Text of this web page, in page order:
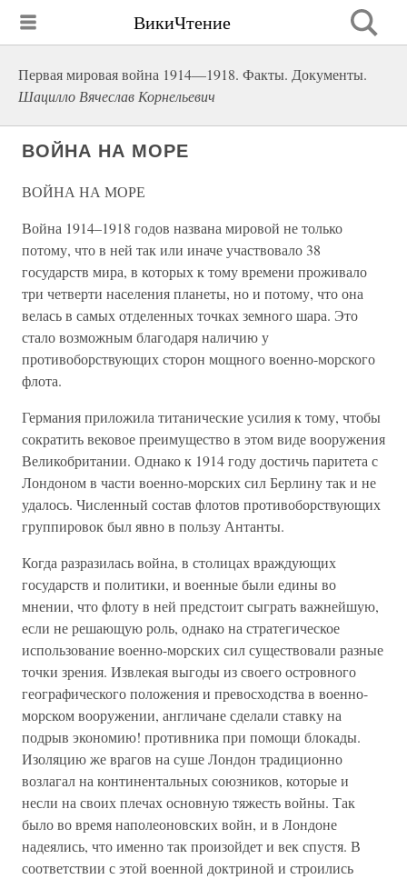
ВикиЧтение
Первая мировая война 1914—1918. Факты. Документы.
Шацилло Вячеслав Корнельевич
ВОЙНА НА МОРЕ
ВОЙНА НА МОРЕ
Война 1914–1918 годов названа мировой не только
потому, что в ней так или иначе участвовало 38
государств мира, в которых к тому времени проживало
три четверти населения планеты, но и потому, что она
велась в самых отделенных точках земного шара. Это
стало возможным благодаря наличию у
противоборствующих сторон мощного военно-морского
флота.
Германия приложила титанические усилия к тому, чтобы
сократить вековое преимущество в этом виде вооружения
Великобритании. Однако к 1914 году достичь паритета с
Лондоном в части военно-морских сил Берлину так и не
удалось. Численный состав флотов противоборствующих
группировок был явно в пользу Антанты.
Когда разразилась война, в столицах враждующих
государств и политики, и военные были едины во
мнении, что флоту в ней предстоит сыграть важнейшую,
если не решающую роль, однако на стратегическое
использование военно-морских сил существовали разные
точки зрения. Извлекая выгоды из своего островного
географического положения и превосходства в военно-
морском вооружении, англичане сделали ставку на
подрыв экономию! противника при помощи блокады.
Изоляцию же врагов на суше Лондон традиционно
возлагал на континентальных союзников, которые и
несли на своих плечах основную тяжесть войны. Так
было во время наполеоновских войн, и в Лондоне
надеялись, что именно так произойдет и век спустя. В
соответствии с этой военной доктриной и строились